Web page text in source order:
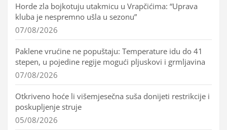
Horde zla bojkotuju utakmicu u Vrapčićima: “Uprava
kluba je nespremno ušla u sezonu”
07/08/2026
Paklene vrućine ne popuštaju: Temperature idu do 41
stepen, u pojedine regije mogući pljuskovi i grmljavina
07/08/2026
Otkriveno hoće li višemjesečna suša donijeti restrikcije i
poskupljenje struje
05/08/2026